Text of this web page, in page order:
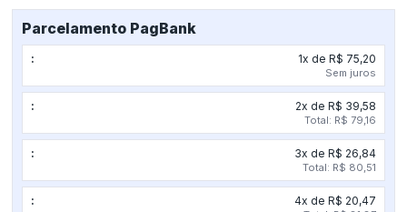
PKE
B-
127
C/LED
Parcelamento PagBank
1x de R$ 75,20
Sem juros
2x de R$ 39,58
Total: R$ 79,16
3x de R$ 26,84
Total: R$ 80,51
4x de R$ 20,47